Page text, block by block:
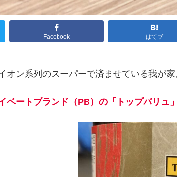
Facebook はてブ
オン系列のスーパーで済ませている我が家
ベートブランド（PB）の「トップバリュ